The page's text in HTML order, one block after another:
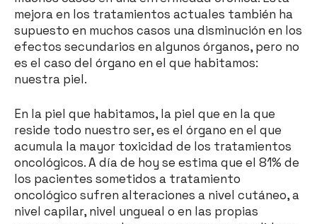
mejora en los tratamientos actuales también ha
supuesto en muchos casos una disminución en los
efectos secundarios en algunos órganos, pero no
es el caso del órgano en el que habitamos:
nuestra piel.
En la piel que habitamos, la piel que en la que
reside todo nuestro ser, es el órgano en el que
acumula la mayor toxicidad de los tratamientos
oncológicos. A día de hoy se estima que el 81% de
los pacientes sometidos a tratamiento
oncológico sufren alteraciones a nivel cutáneo, a
nivel capilar, nivel ungueal o en las propias